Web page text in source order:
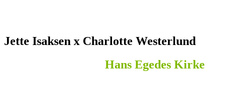
Jette Isaksen x Charlotte Westerlund
Hans Egedes Kirke